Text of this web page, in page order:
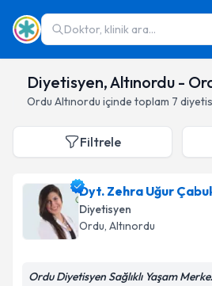
Doktor, klinik ara...
Diyetisyen, Altınordu -
Ordu Altınordu içinde toplam 7
Filtrele
Dyt. Zehra Uğur
Diyetisyen
Ordu, Altınordu
Ordu Diyetisyen Sağlıklı Yaşam